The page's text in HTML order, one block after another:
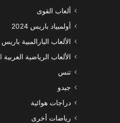
ألعاب القوى
أولمبياد باريس 2024
الألعاب البارالمبية باريس 2024
الألعاب الرياضية العربية
تنس
جيدو
دراجات هوائية
رياضات أخرى